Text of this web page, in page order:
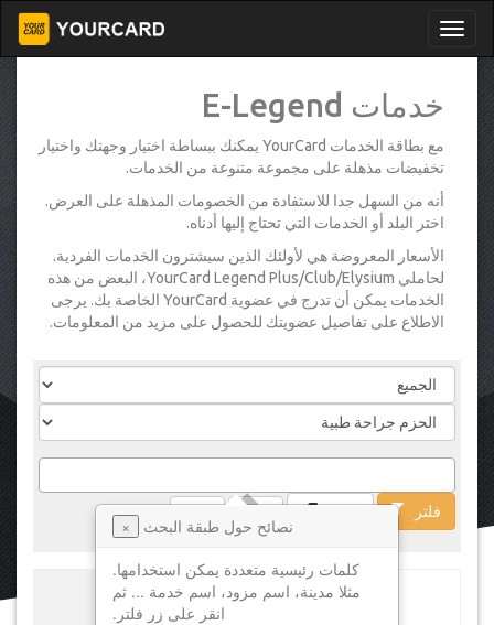
خدمات E-Legend
مع بطاقة الخدمات YourCard يمكنك ببساطة اختيار وجهتك واختيار
تخفيضات مذهلة على مجموعة متنوعة من الخدمات.
أنه من السهل جدا للاستفادة من الخصومات المذهلة على العرض.
اختر البلد أو الخدمات التي تحتاج إليها أدناه.
الأسعار المعروضة هي لأولئك الذين سيشترون الخدمات الفردية.
لحاملي YourCard Legend Plus/Club/Elysium، البعض من هذه
الخدمات يمكن أن تدرج في عضوية YourCard الخاصة بك. يرجى
الاطلاع على تفاصيل عضويتك للحصول على مزيد من المعلومات.
نصائح حول طبقة البحث
×
كلمات رئيسية متعددة يمكن استخدامها.
مثلا مدينة، اسم مزود، اسم خدمة ... ثم
انقر على زر فلتر.
فلتر